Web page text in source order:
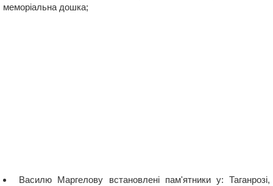
​​меморіальна дошка;
Василю Маргелову встановлені пам'ятники у: Таганрозі,